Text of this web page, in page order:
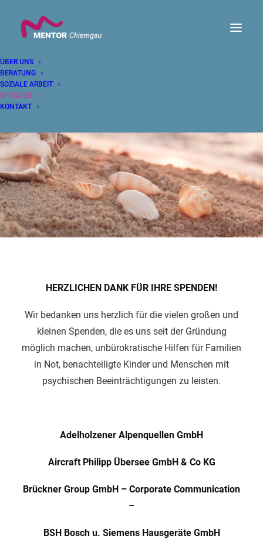
ÜBER UNS
BERATUNG
SOZIALE ARBEIT
SPENDEN
KONTAKT
HERZLICHEN DANK FÜR IHRE SPENDEN!
Wir bedanken uns herzlich für die vielen großen und
kleinen Spenden, die es uns seit der Gründung
möglich machen, unbürokratische Hilfen für Familien
in Not, benachteiligte Kinder und Menschen mit
psychischen Beeinträchtigungen zu leisten.
Adelholzener Alpenquellen GmbH
Aircraft Philipp Übersee GmbH & Co KG
Brückner Group GmbH – Corporate Communication
–
BSH Bosch u. Siemens Hausgeräte GmbH